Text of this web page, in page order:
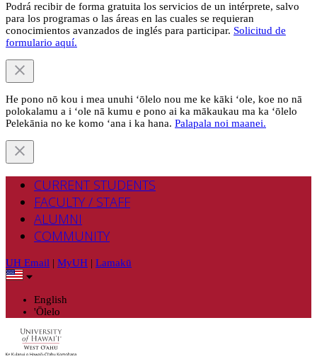
Podrá recibir de forma gratuita los servicios de un intérprete, salvo
para los programas o las áreas en las cuales se requieran
conocimientos avanzados de inglés para participar. Solicitud de
formulario aquí.
He pono nō kou i mea unuhi ‘ōlelo nou me ke kāki ‘ole, koe no nā
polokalamu a i ‘ole nā kumu e pono ai ka mākaukau ma ka ‘ōlelo
Pelekānia no ke komo ‘ana i ka hana. Palapala noi maanei.
CURRENT STUDENTS
FACULTY / STAFF
ALUMNI
COMMUNITY
UH Email | MyUH | Lamakū
English
'Ōlelo